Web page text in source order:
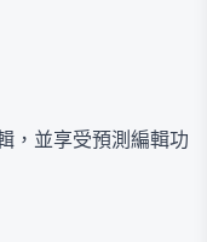
，並享受預測編輯功